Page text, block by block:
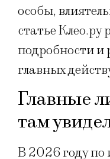
особы,
статье
подробности и
главных
Главные
там
В 2026 году